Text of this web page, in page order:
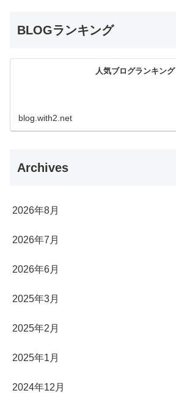
BLOGランキング
人気ブログランキング
blog.with2.net
Archives
2026年8月
2026年7月
2026年6月
2025年3月
2025年2月
2025年1月
2024年12月